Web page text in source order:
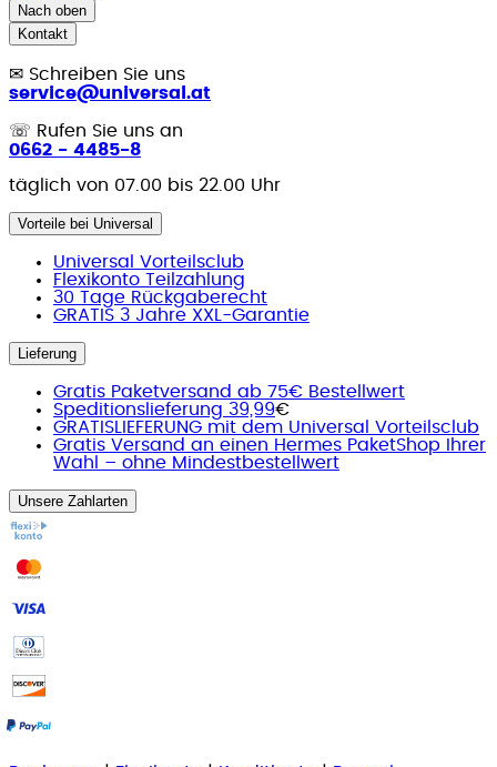
Nach oben
Kontakt
✉ Schreiben Sie uns
service@universal.at
☏ Rufen Sie uns an
0662 - 4485-8
täglich von 07.00 bis 22.00 Uhr
Vorteile bei Universal
Universal Vorteilsclub
Flexikonto Teilzahlung
30 Tage Rückgaberecht
GRATIS 3 Jahre XXL-Garantie
Lieferung
Gratis Paketversand ab 75€ Bestellwert
Speditionslieferung 39,99€
GRATISLIEFERUNG mit dem Universal Vorteilsclub
Gratis Versand an einen Hermes PaketShop Ihrer
Wahl – ohne Mindestbestellwert
Unsere Zahlarten